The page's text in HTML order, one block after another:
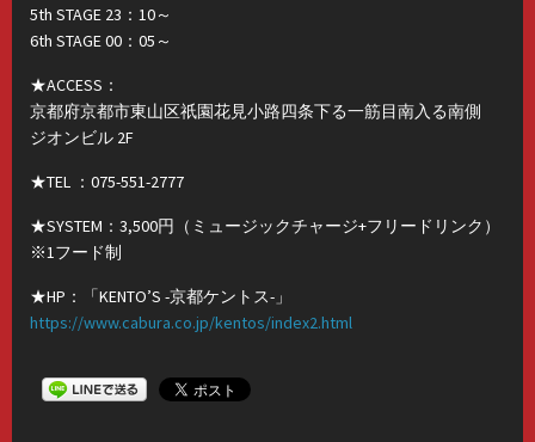
5th STAGE 23：10～
6th STAGE 00：05～
★ACCESS：
京都府京都市東山区祇園花見小路四条下る一筋目南入る南側
ジオンビル 2F
★TEL ：075-551-2777
★SYSTEM：3,500円（ミュージックチャージ+フリードリンク）
※1フード制
★HP：「KENTO’S -京都ケントス-」
https://www.cabura.co.jp/kentos/index2.html